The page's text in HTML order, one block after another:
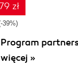
zł
39%)
Program
więcej »